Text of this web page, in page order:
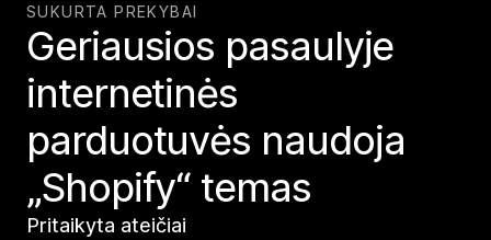
SUKURTA PREKYBAI
Geriausios pasaulyje
internetinės
parduotuvės naudoja
„Shopify“ temas
Pritaikyta ateičiai